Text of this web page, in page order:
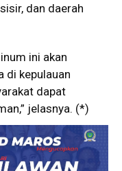
dan daerah
ini akan
di kepulauan
dapat
jelasnya. (*)